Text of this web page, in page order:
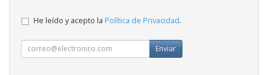
He leído y acepto la Política de Privacidad.
Enviar